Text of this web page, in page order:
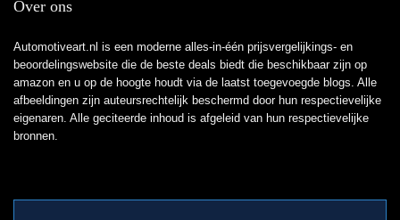
Over ons
Automotiveart.nl is een moderne alles-in-één prijsvergelijkings- en
beoordelingswebsite die de beste deals biedt die beschikbaar zijn op
amazon en u op de hoogte houdt via de laatst toegevoegde blogs. Alle
afbeeldingen zijn auteursrechtelijk beschermd door hun respectievelijke
eigenaren. Alle geciteerde inhoud is afgeleid van hun respectievelijke
bronnen.